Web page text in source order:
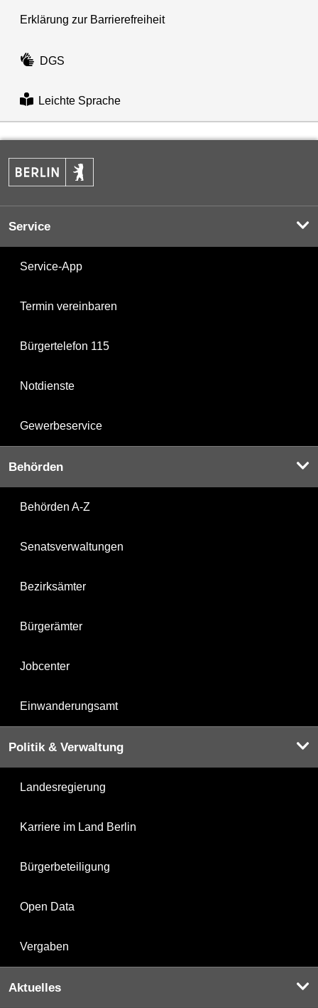
Erklärung zur Barrierefreiheit
DGS
Leichte Sprache
Service
Service-App
Termin vereinbaren
Bürgertelefon 115
Notdienste
Gewerbeservice
Behörden
Behörden A-Z
Senatsverwaltungen
Bezirksämter
Bürgerämter
Jobcenter
Einwanderungsamt
Politik & Verwaltung
Landesregierung
Karriere im Land Berlin
Bürgerbeteiligung
Open Data
Vergaben
Aktuelles